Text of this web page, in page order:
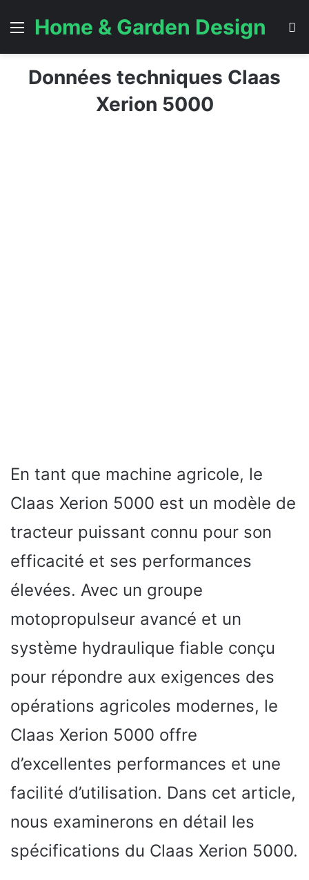
Menu
Home & Garden Design
Données techniques Claas
Xerion 5000
En tant que machine agricole, le
Claas Xerion 5000 est un modèle de
tracteur puissant connu pour son
efficacité et ses performances
élevées. Avec un groupe
motopropulseur avancé et un
système hydraulique fiable conçu
pour répondre aux exigences des
opérations agricoles modernes, le
Claas Xerion 5000 offre
d’excellentes performances et une
facilité d’utilisation. Dans cet article,
nous examinerons en détail les
spécifications du Claas Xerion 5000.